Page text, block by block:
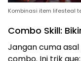
Kombinasi item lifesteal
Combo Skill:
Jangan cuma
combo. Ini trik gue: